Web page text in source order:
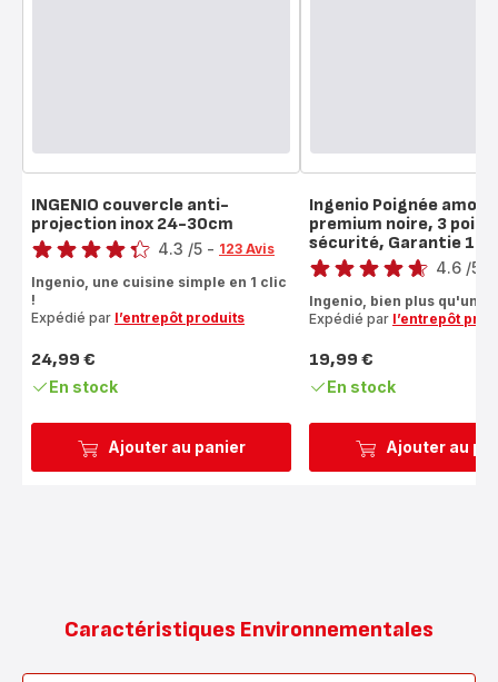
Ajouter au panier
INGENIO couvercle anti-
projection inox 24-30cm
Note
4.3 /5 - 123 Avis
Ingenio, une cuisine simple en 1 clic
!
Expédié par l’entrepôt produits
Prix
24,99 €
En stock
Ajouter au
Ingenio Poignée
premium noire, 3
sécurité, Garantie 10
Note
4.6 /5
Ingenio, bien plus qu'une
Expédié par l’entrepôt
Prix
19,99 €
En stock
Caractéristiques Environnementales